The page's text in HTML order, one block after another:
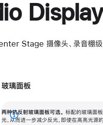
Display
Stage 摄像头、录音棚级
使用，也能保持出色画质。
玻璃面板
两种抗反射玻璃面板可选。 标配的玻璃面
光，从而进一步减少反光，即使在高亮光源
展